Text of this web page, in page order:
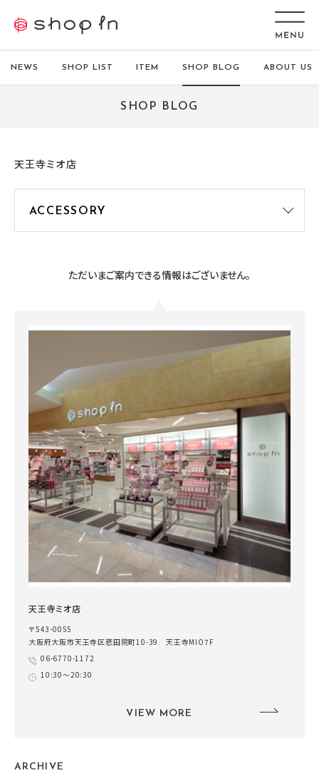
NEWS SHOP LIST ITEM SHOP BLOG ABOUT US
SHOP BLOG
天王寺ミオ店
ただいまご案内できる情報はございません。
天王寺ミオ店
〒543-0055
大阪府大阪市天王寺区悲田院町10-39 天王寺MIO7F
06-6770-1172
10:30～20:30
VIEW MORE
ARCHIVE